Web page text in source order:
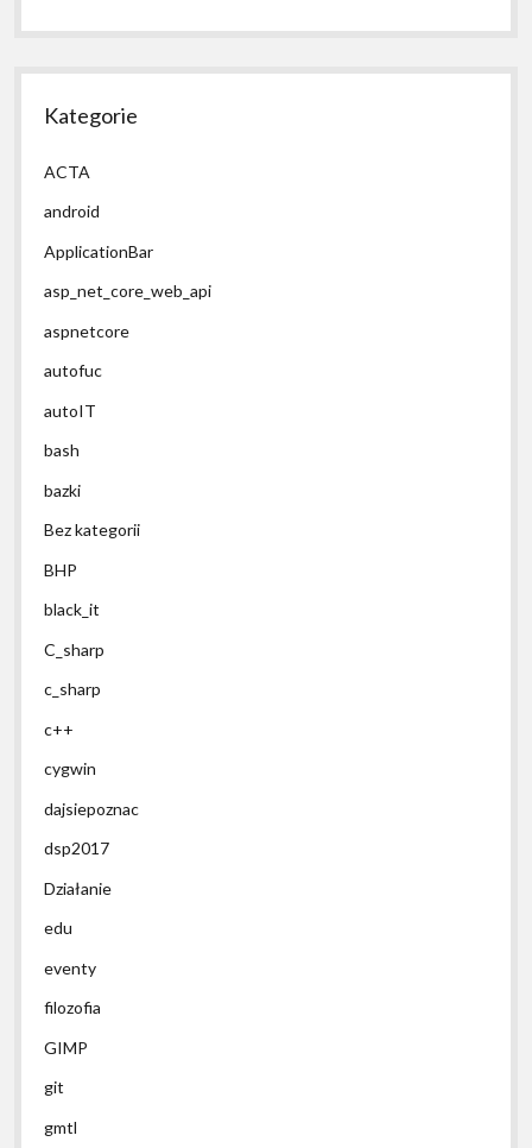
Kategorie
ACTA
android
ApplicationBar
asp_net_core_web_api
aspnetcore
autofuc
autoIT
bash
bazki
Bez kategorii
BHP
black_it
C_sharp
c_sharp
c++
cygwin
dajsiepoznac
dsp2017
Działanie
edu
eventy
filozofia
GIMP
git
gmtl